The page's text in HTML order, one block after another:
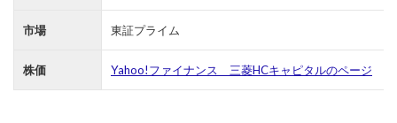
市場 東証プライム
株価 Yahoo!ファイナンス 三菱HCキャピタルのページ